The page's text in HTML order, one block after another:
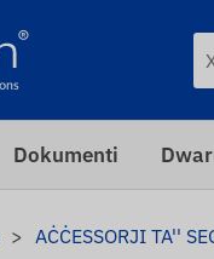
Dokumenti
AĊĊESSORJI TA''